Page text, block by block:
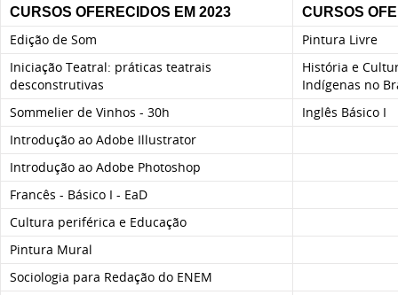
CURSOS OFERECIDOS EM 2023 CURSOS
Edição de Som
Pintura Livre
Iniciação Teatral: práticas teatrais
desconstrutivas
História e
Indígenas no
Sommelier de Vinhos - 30h
Inglês Básico I
Introdução ao Adobe Illustrator
Introdução ao Adobe Photoshop
Francês - Básico I - EaD
Cultura periférica e Educação
Pintura Mural
Sociologia para Redação do ENEM